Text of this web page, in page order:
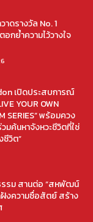
ดรางวัล No. 1
กย้ำความไว้วางใจ
เปิดประสบการณ์
YOUR OWN
SERIES” พร้อมควง
มค้นหาจังหวะชีวิตที่ใช่
วิต”
รรม สานต่อ “สหพัฒน์
ฝังความซื่อสัตย์ สร้าง